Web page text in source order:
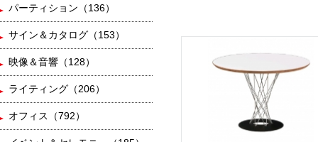
パーティション（136）
サイン＆カタログ（153）
映像＆音響（128）
ライティング（206）
オフィス（792）